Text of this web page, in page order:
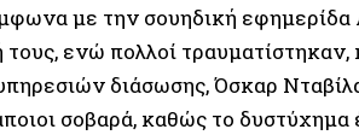
με την σουηδική
ενώ πολλοί
διάσωσης, Όσκαρ
σοβαρά, καθώς το